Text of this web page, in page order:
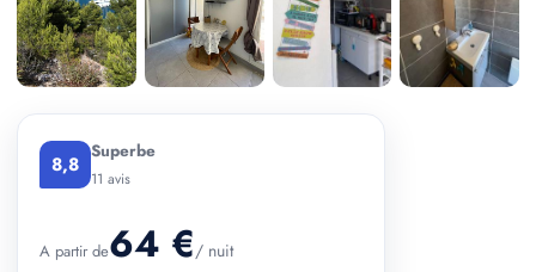
8,8 Superbe
11 avis
A partir de64 €/ nuit